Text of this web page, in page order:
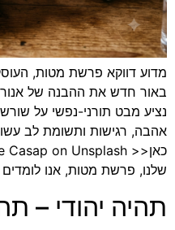
מדוע דווקא פרשת מטות,
באור חדש את ההבנה של
נציע מבט תורני-נפשי על
אהבה, רגישות ותשומת לב
שלנו, פרשת מטות, אנו
תהיה יהודי –